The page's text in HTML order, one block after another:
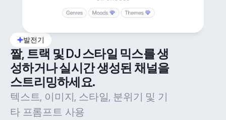
발전기
짤, 트랙 및 DJ 스타일 믹스를 생
성하거나 실시간 생성된 채널을
스트리밍하세요.
텍스트, 이미지, 스타일, 분위기 및 기
타 프롬프트 사용